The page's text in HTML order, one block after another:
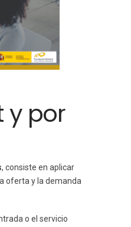
y por
, consiste en aplicar
oferta y la demanda
o el servicio